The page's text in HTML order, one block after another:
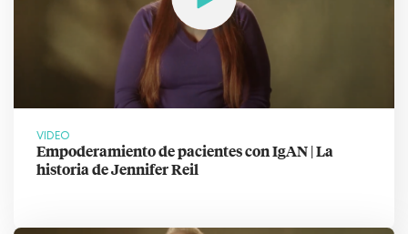
VIDEO
Empoderamiento de pacientes con IgAN | La
historia de Jennifer Reil